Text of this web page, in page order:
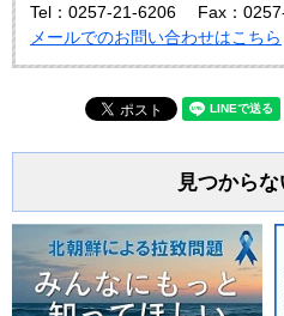
Tel：0257-21-6206
Fax：
メールでのお問い合わせはこちら
見つから